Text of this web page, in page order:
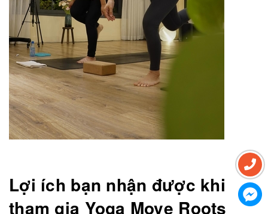
Lợi ích bạn nhận được khi
tham gia Yoga Move Roots